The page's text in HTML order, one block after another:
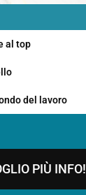
al top
del lavoro
PIÙ INFO!